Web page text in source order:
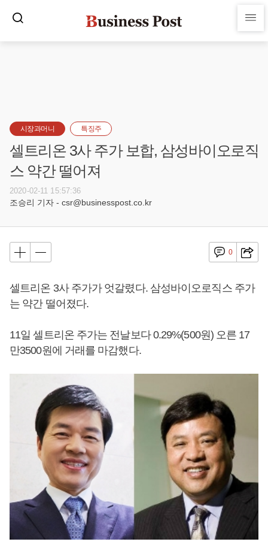
시장과머니 특징주
셀트리온 3사 주가 보합, 삼성바이오로직
스 약간 떨어져
2020-02-11 15:57:36
조승리 기자 - csr@businesspost.co.kr
0
셀트리온 3사 주가가 엇갈렸다. 삼성바이오로직스 주가
는 약간 떨어졌다.
11일 셀트리온 주가는 전날보다 0.29%(500원) 오른 17
만3500원에 거래를 마감했다.